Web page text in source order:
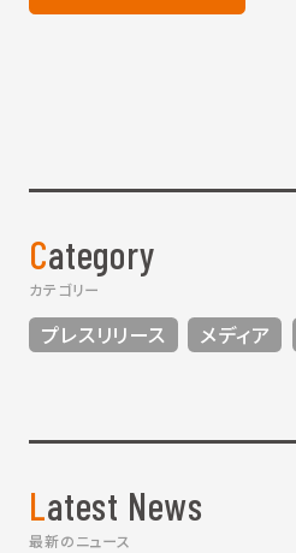
Category
カテゴリー
プレスリリース メディア
Latest News
最新のニュース